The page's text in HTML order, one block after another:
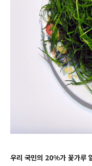
우리 국민의 20%가 꽃가루